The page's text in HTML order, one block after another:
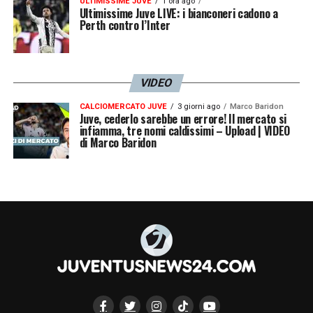
Ultimissime Juve LIVE: i bianconeri cadono a
Perth contro l’Inter
VIDEO
CALCIOMERCATO JUVE 3 giorni ago Marco Baridon
Juve, cederlo sarebbe un errore! Il mercato si
infiamma, tre nomi caldissimi – Upload | VIDEO
di Marco Baridon